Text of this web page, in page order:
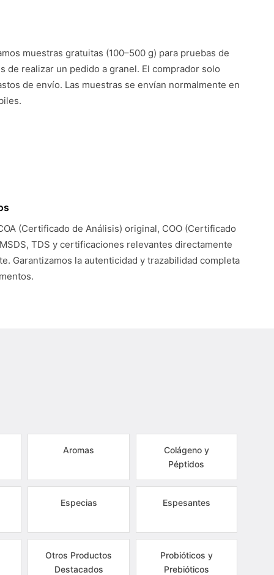
muestras gratuitas (100–500 g) para pruebas de
de realizar un pedido a granel. El comprador solo
de envío. Las muestras se envían normalmente en
(Certificado de Análisis) original, COO (Certificado
TDS y certificaciones relevantes directamente
Garantizamos la autenticidad y trazabilidad completa
Aromas
Colágeno y
Péptidos
Especias Espesantes
Otros Productos
Destacados
Probióticos y
Prebióticos